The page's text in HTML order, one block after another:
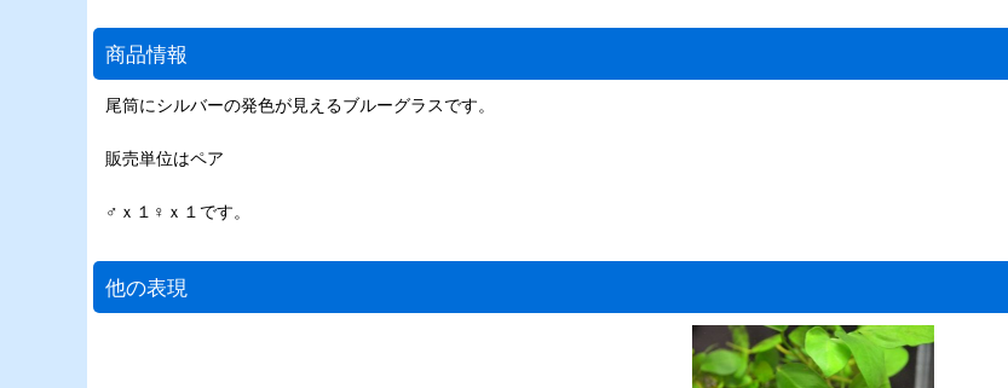
商品情報
尾筒にシルバーの発色が見えるブルーグラスです。
販売単位はペア
♂ｘ１♀ｘ１です。
他の表現